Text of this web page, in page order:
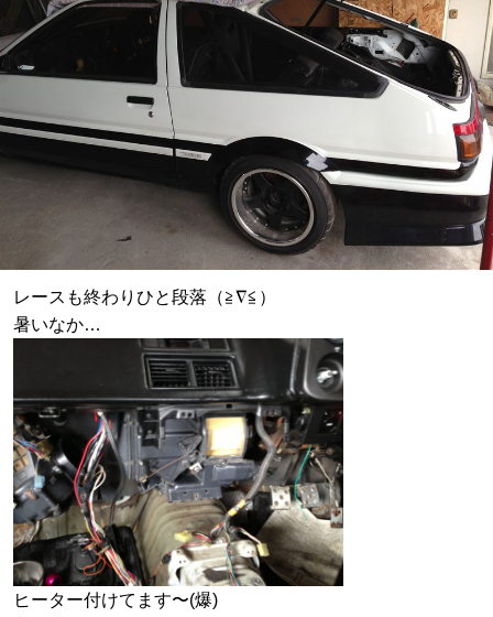
レースも終わりひと段落（≧∇≦）
暑いなか…
ヒーター付けてます〜(爆)